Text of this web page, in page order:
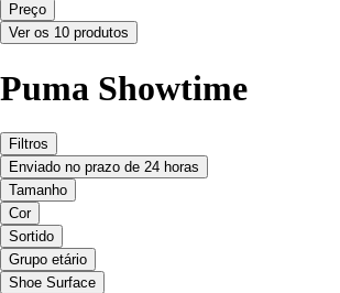
Preço
Ver os 10 produtos
Puma Showtime
Filtros
Enviado no prazo de 24 horas
Tamanho
Cor
Sortido
Grupo etário
Shoe Surface